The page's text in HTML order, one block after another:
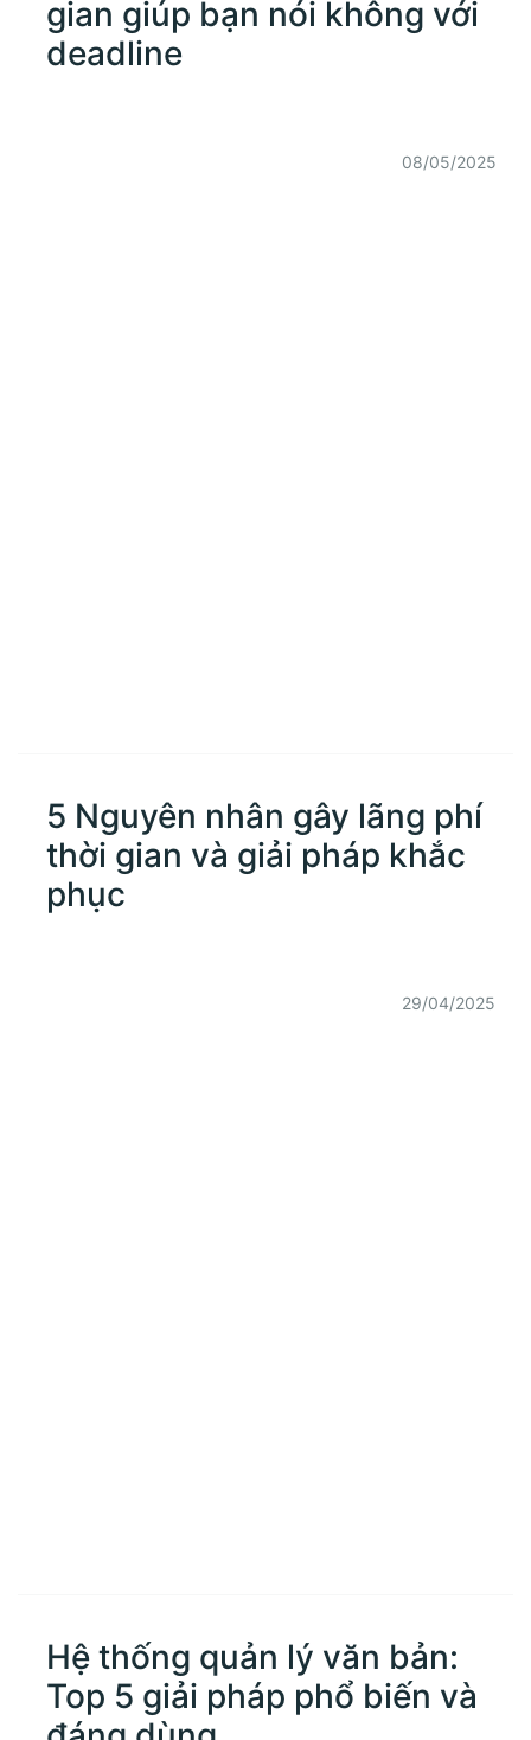
gian giúp bạn nói không với
deadline
08/05/2025
5 Nguyên nhân gây lãng phí
thời gian và giải pháp khắc
phục
29/04/2025
Hệ thống quản lý văn bản:
Top 5 giải pháp phổ biến và